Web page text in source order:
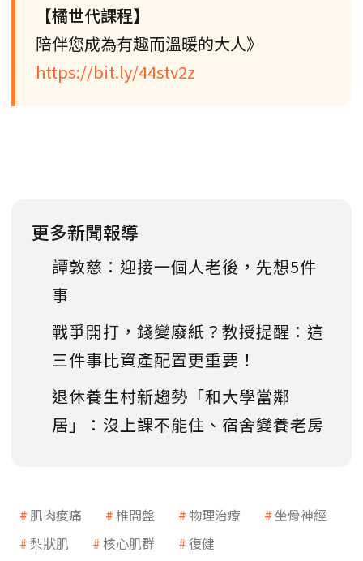
【橘世代課程】
陪伴您成為有趣而溫暖的大人》
https://bit.ly/44stv2z
更多新聞報導
譚敦慈：迎接一個人老後，先想5件
事
戰爭開打，錢變廢紙？教授提醒：這
三件事比資產配置更重要！
退休養生村新趨勢「和大學當鄰
居」：沒上課不能住、宿舍變養老房
肌肉痠痛 椎間盤 物理治療
坐骨神經
梨狀肌
核心肌群 復健